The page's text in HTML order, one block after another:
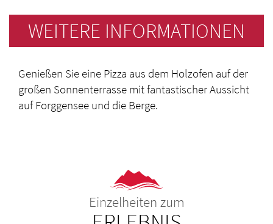
WEITERE INFORMATIONEN
Genießen Sie eine Pizza aus dem Holzofen auf der
großen Sonnenterrasse mit fantastischer Aussicht
auf Forggensee und die Berge.
Einzelheiten zum